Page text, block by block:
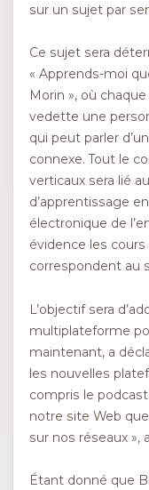
sur un sujet par
Ce sujet sera
« Apprends-moi
Morin », où
vedette une
qui peut parler
connexe. Tout le
verticaux sera lié
d’apprentissage
électronique de
évidence les
correspondent au
L’objectif sera
multiplateforme
maintenant, a
les nouvelles
compris le
notre site Web
sur nos réseaux »,
Étant donné que